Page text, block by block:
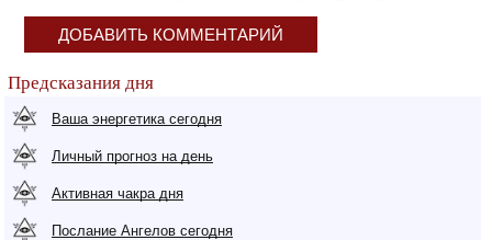
ДОБАВИТЬ КОММЕНТАРИЙ
Предсказания дня
Ваша энергетика сегодня
Личный прогноз на день
Активная чакра дня
Послание Ангелов сегодня